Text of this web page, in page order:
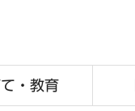
・教育